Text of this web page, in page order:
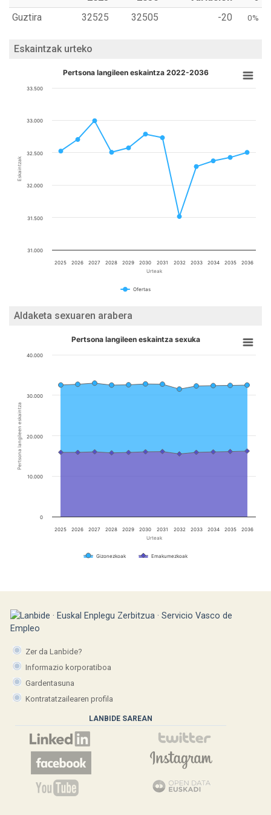
Guztira
32525 32505 -20 0%
Eskaintzak urteko
Urteak
Eskaintzak
Pertsona langileen eskaintza 2022-2036
Ofertas
2025 2026 2027 2028 2029 2030 2031 2032 2033 2034 2035 2036
31.000
31.500
32.000
32.500
33.000
33.500
Aldaketa sexuaren arabera
Urteak
Pertsona langileen eskaintza
Pertsona langileen eskaintza sexuka
Gizonezkoak Emakumezkoak
2025 2026 2027 2028 2029 2030 2031 2032 2033 2034 2035 2036
0
10.000
20.000
30.000
40.000
Zer da Lanbide?
Informazio korporatiboa
Gardentasuna
Kontratatzailearen profila
LANBIDE SAREAN